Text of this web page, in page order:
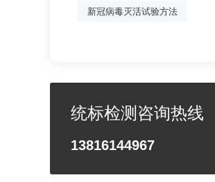
新冠病毒灭活试验方法
统标检测咨询热线
13816144967